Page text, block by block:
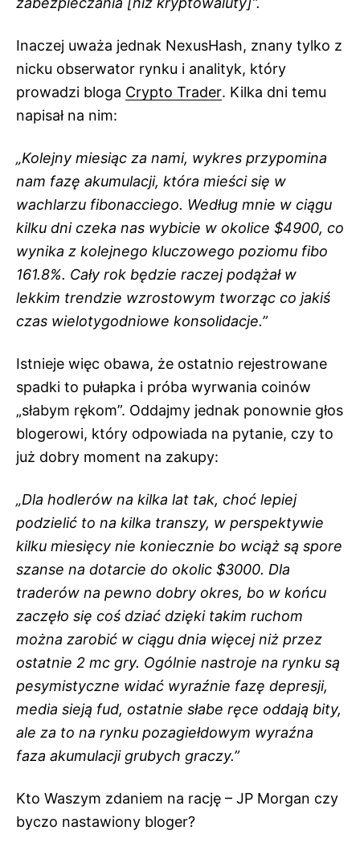
Inaczej uważa jednak NexusHash, znany tylko z
nicku obserwator rynku i analityk, który
prowadzi bloga Crypto Trader. Kilka dni temu
napisał na nim:
„Kolejny miesiąc za nami, wykres przypomina
nam fazę akumulacji, która mieści się w
wachlarzu fibonacciego. Według mnie w ciągu
kilku dni czeka nas wybicie w okolice $4900, co
wynika z kolejnego kluczowego poziomu fibo
161.8%. Cały rok będzie raczej podążał w
lekkim trendzie wzrostowym tworząc co jakiś
czas wielotygodniowe konsolidacje.”
Istnieje więc obawa, że ostatnio rejestrowane
spadki to pułapka i próba wyrwania coinów
„słabym rękom”. Oddajmy jednak ponownie głos
blogerowi, który odpowiada na pytanie, czy to
już dobry moment na zakupy:
„Dla hodlerów na kilka lat tak, choć lepiej
podzielić to na kilka transzy, w perspektywie
kilku miesięcy nie koniecznie bo wciąż są spore
szanse na dotarcie do okolic $3000. Dla
traderów na pewno dobry okres, bo w końcu
zaczęło się coś dziać dzięki takim ruchom
można zarobić w ciągu dnia więcej niż przez
ostatnie 2 mc gry. Ogólnie nastroje na rynku są
pesymistyczne widać wyraźnie fazę depresji,
media sieją fud, ostatnie słabe ręce oddają bity,
ale za to na rynku pozagiełdowym wyraźna
faza akumulacji grubych graczy.”
Kto Waszym zdaniem na rację – JP Morgan czy
byczo nastawiony bloger?